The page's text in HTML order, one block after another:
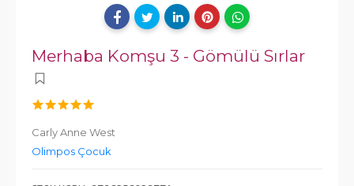
Merhaba Komşu 3 - Gömülü Sırlar
Carly Anne West
Olimpos Çocuk